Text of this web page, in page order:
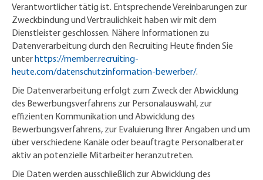
Verantwortlicher tätig ist. Entsprechende Vereinbarungen zur
Zweckbindung und Vertraulichkeit haben wir mit dem
Dienstleister geschlossen. Nähere Informationen zu
Datenverarbeitung durch den Recruiting Heute finden Sie
unter https://member.recruiting-
heute.com/datenschutzinformation-bewerber/.
Die Datenverarbeitung erfolgt zum Zweck der Abwicklung
des Bewerbungsverfahrens zur Personalauswahl, zur
effizienten Kommunikation und Abwicklung des
Bewerbungsverfahrens, zur Evaluierung Ihrer Angaben und um
über verschiedene Kanäle oder beauftragte Personalberater
aktiv an potenzielle Mitarbeiter heranzutreten.
Die Daten werden ausschließlich zur Abwicklung des